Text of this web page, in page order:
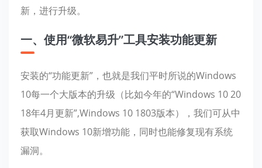
新，进行升级。
一、使用“微软易升”工具安装功能更新
安装的“功能更新”，也就是我们平时所说的Windows
10每一个大版本的升级（比如今年的“Windows 10 20
18年4月更新”,Windows 10 1803版本），我们可从中
获取Windows 10新增功能，同时也能修复现有系统
漏洞。